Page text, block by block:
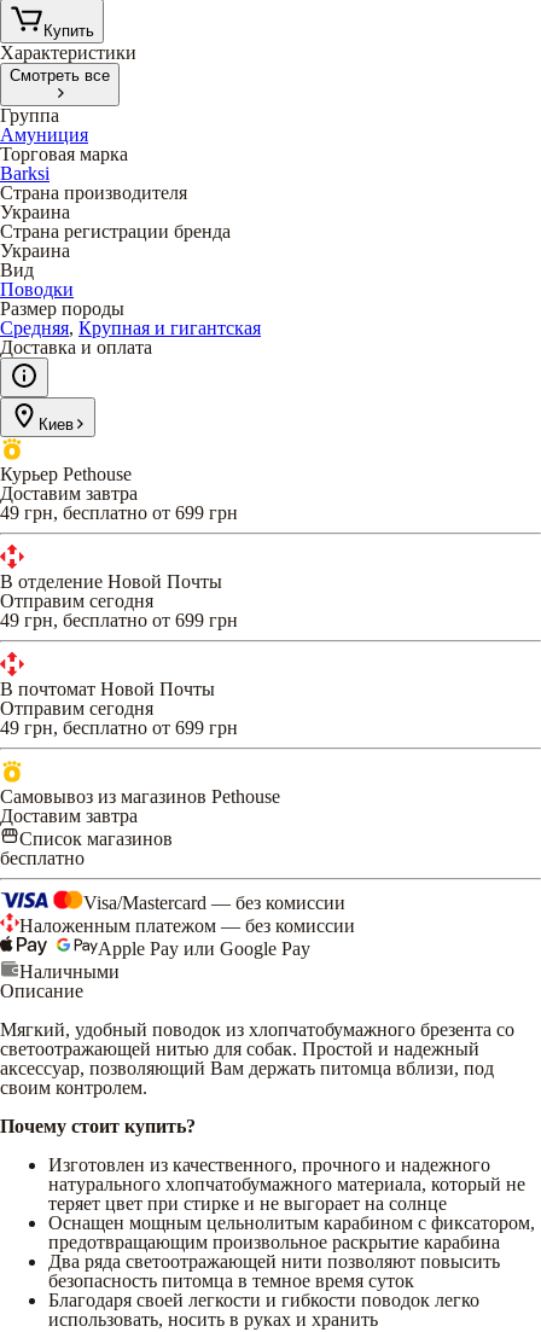
Купить
Характеристики
Смотреть все
Группа
Амуниция
Торговая марка
Barksi
Страна производителя
Украина
Страна регистрации бренда
Украина
Вид
Поводки
Размер породы
Средняя, Крупная и гигантская
Доставка и оплата
Киев
Курьер Pethouse
Доставим завтра
49 грн, бесплатно от 699 грн
В отделение Новой Почты
Отправим сегодня
49 грн, бесплатно от 699 грн
В почтомат Новой Почты
Отправим сегодня
49 грн, бесплатно от 699 грн
Самовывоз из магазинов Pethouse
Доставим завтра
Список магазинов
бесплатно
Visa/Mastercard — без комиссии
Наложенным платежом — без комиссии
Apple Pay или Google Pay
Наличными
Описание
Мягкий, удобный поводок из хлопчатобумажного брезента со
светоотражающей нитью для собак. Простой и надежный
аксессуар, позволяющий Вам держать питомца вблизи, под
своим контролем.
Почему стоит купить?
Изготовлен из качественного, прочного и надежного
натурального хлопчатобумажного материала, который не
теряет цвет при стирке и не выгорает на солнце
Оснащен мощным цельнолитым карабином с фиксатором,
предотвращающим произвольное раскрытие карабина
Два ряда светоотражающей нити позволяют повысить
безопасность питомца в темное время суток
Благодаря своей легкости и гибкости поводок легко
использовать, носить в руках и хранить